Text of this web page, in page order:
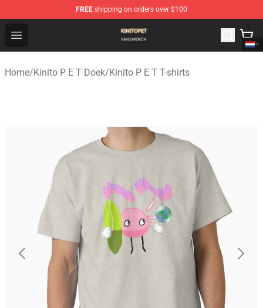
FREE shipping on orders over $100
Open menu
Kinito P E T Shop - Official Kinito P E T Merchandise
Home/Kinito P E T Doek/Kinito P E T T-shirts